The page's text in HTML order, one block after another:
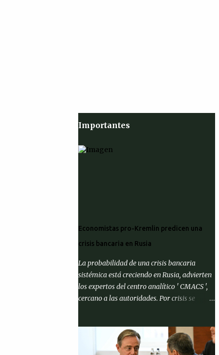
Importantes
Economistas pro-Kremlin predicen una
crisis bancaria en Rusia
La probabilidad de una crisis bancaria
sistémica está creciendo en Rusia, advierten
los expertos del centro analítico ' CMACS ',
cercano a las autoridades. Por crisis se
activos problemáticos supere el 10% de los
activos del sistema bancario; "corrida